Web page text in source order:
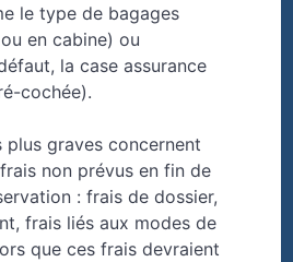
le type de bagages
en cabine) ou
la case assurance
cochée).
plus graves concernent
non prévus en fin de
: frais de dossier,
frais liés aux modes de
que ces frais devraient